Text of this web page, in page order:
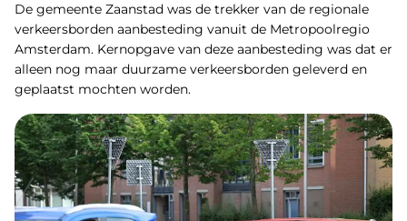
De gemeente Zaanstad was de trekker van de regionale
verkeersborden aanbesteding vanuit de Metropoolregio
Amsterdam. Kernopgave van deze aanbesteding was dat er
alleen nog maar duurzame verkeersborden geleverd en
geplaatst mochten worden.